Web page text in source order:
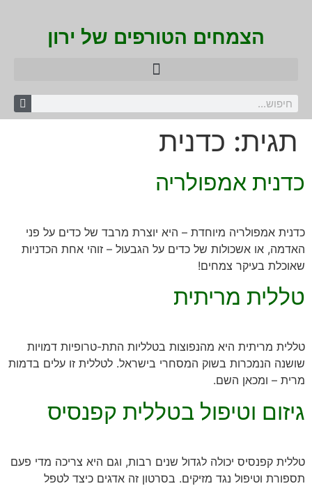
הצמחים הטורפים של ירון
תגית: כדנית
כדנית אמפולריה
כדנית אמפולריה מיוחדת – היא יוצרת מרבד של כדים על פני
האדמה, או אשכולות של כדים על הגבעול – זוהי אחת הכדניות
שאוכלת בעיקר צמחים!
טללית מריתית
טללית מריתית היא מהנפוצות בטלליות התת-טרופיות דמויות
שושנה הנמכרות בשוק המסחרי בישראל. לטללית זו עלים בדמות
מרית – ומכאן השם.
גיזום וטיפול בטללית קפנסיס
טללית קפנסיס יכולה לגדול שנים רבות, וגם היא צריכה מדי פעם
תספורת וטיפול נגד מזיקים. בסרטון זה אדגים כיצד לטפל